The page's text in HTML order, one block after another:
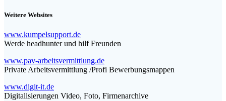
Weitere Websites
www.kumpelsupport.de
Werde headhunter und hilf Freunden
www.pav-arbeitsvermittlung.de
Private Arbeitsvermittlung /Profi Bewerbungsmappen
www.digit-it.de
Digitalisierungen Video, Foto, Firmenarchive